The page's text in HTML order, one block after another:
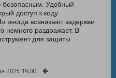
безопасным. Удобный
доступ к коду
иногда возникают задержки
немного раздражает. В
для защиты
2025 19:00